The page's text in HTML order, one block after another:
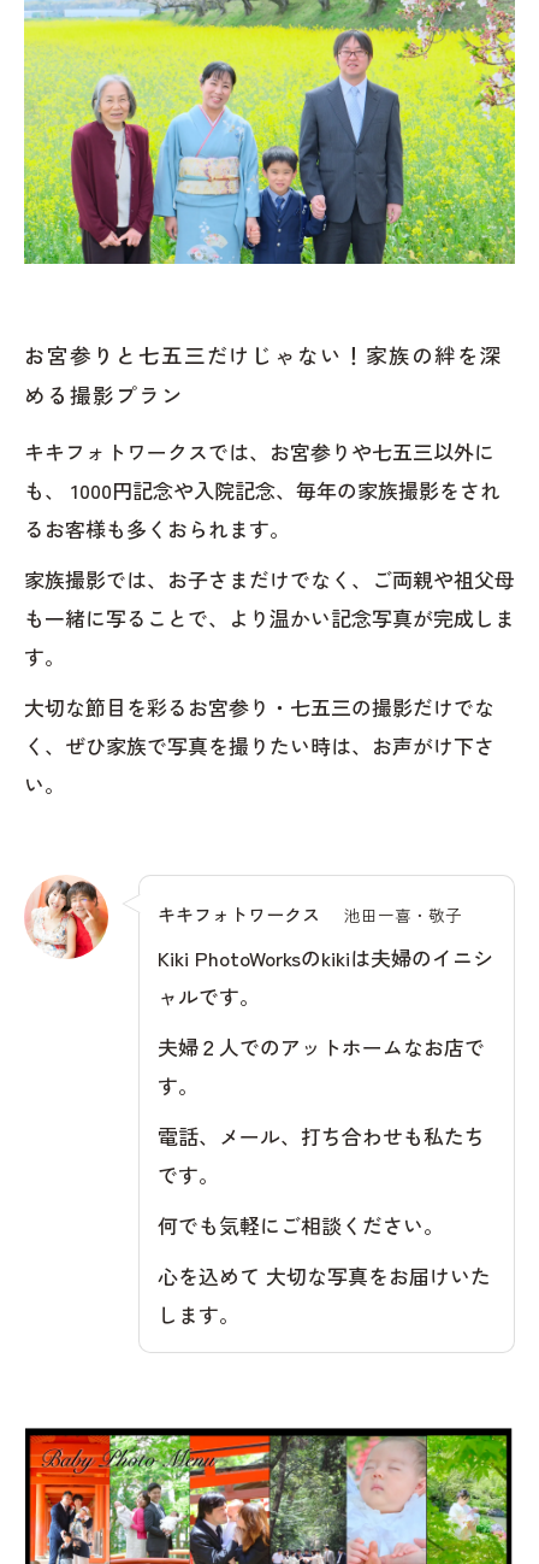
お宮参りと七五三だけじゃない！家族の絆を深
める撮影プラン
キキフォトワークスでは、お宮参りや七五三以外に
も、 1000円記念や入院記念、毎年の家族撮影をされ
るお客様も多くおられます。
家族撮影では、お子さまだけでなく、ご両親や祖父母
も一緒に写ることで、より温かい記念写真が完成しま
す。
大切な節目を彩るお宮参り・七五三の撮影だけでな
く、ぜひ家族で写真を撮りたい時は、お声がけ下さ
い。
キキフォトワークス 池田一喜・敬子
Kiki PhotoWorksのkikiは夫婦のイニシ
ャルです。
夫婦２人でのアットホームなお店で
す。
電話、メール、打ち合わせも私たち
です。
何でも気軽にご相談ください。
心を込めて 大切な写真をお届けいた
します。